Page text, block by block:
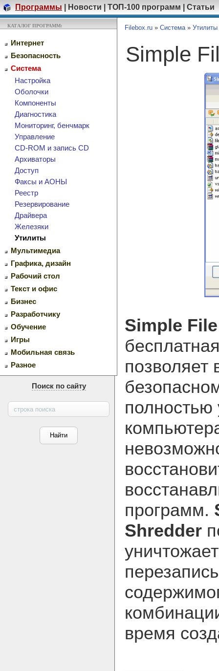
Программы Новости ТОП-100 программ Статьи
КАТАЛОГ ПРОГРАММ:
Интернет
Безопасность
Система
Настройка
Оболочки
Компоненты
Диагностика
Мониторинг, бенчмарк
Управление
CD-ROM и запись CD
Архиваторы
Доступ
Факсы и АОНЫ
Реестр
Резервирование
Драйвера
Железяки
Утилиты
Мультимедиа
Графика, дизайн
Рабочий стол
Текст и офис
Бизнес
Разработчику
Обучение
Игры
Мобильная связь
Разное
Поиск по сайту
Filebox.ru » Система» Утилиты
Simple
Simple
позволяет
программ.
Shredder
время